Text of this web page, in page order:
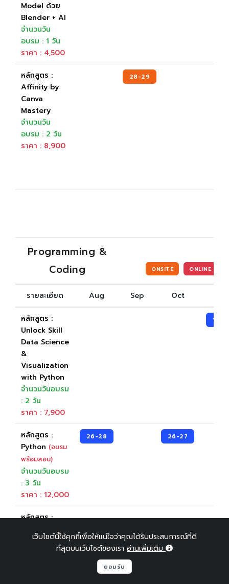
Model ด้วย
Blender + AI
จำนวนวัน
อบรม : 1 วัน
ราคา : 4,500
หลักสูตร :
Affinity by
Canva
Mastery
จำนวนวัน
อบรม : 2 วัน
ราคา : 8,900
28-29
Programming &
Coding
ONSITE ONLINE
รายละเอียด Aug Sep Oct
หลักสูตร :
Unlock Skill
Data Science
&
Visualization
with Python
จำนวนวันอบรม
: 2 วัน
ราคา : 7,900
19-
หลักสูตร :
Python (อบรม
พร้อมสอบ)
จำนวนวันอบรม
: 3 วัน
ราคา : 12,000
26-28 26-27
หลักสูตร :
(อบรมพร้อม
เว็บไซต์นี้ใช้คุกกี้เพื่อให้แน่ใจว่าคุณได้รับประสบการณ์ที่ดี
ที่สุดบนเว็บไซต์ของเรา อ่านเพิ่มเติม
ยอมรับ